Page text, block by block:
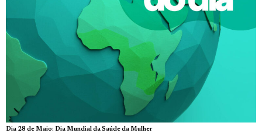
Dia 28 de Maio: Dia Mundial da Saúde da Mulher